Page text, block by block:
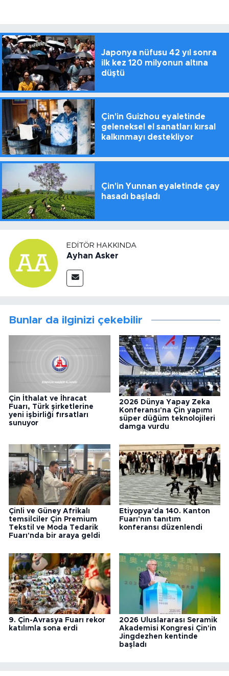
Japonya nüfusu 42 yıl sonra
ilk kez 120 milyonun altına
düştü
Çin'in Guizhou eyaletinde
geleneksel el sanatları kırsal
kalkınmayı destekliyor
Çin'in Yunnan eyaletinde çay
hasadı başladı
EDITÖR HAKKINDA
Ayhan Asker
Bunlar da ilginizi çekebilir
Çin İthalat ve İhracat
Fuarı, Türk şirketlerine
yeni işbirliği fırsatları
sunuyor
2026 Dünya Yapay Zeka
Konferansı'na Çin yapımı
süper düğüm teknolojileri
damga vurdu
Çinli ve Güney Afrikalı
temsilciler Çin Premium
Tekstil ve Moda Tedarik
Fuarı'nda bir araya geldi
Etiyopya'da 140. Kanton
Fuarı'nın tanıtım
konferansı düzenlendi
9. Çin-Avrasya Fuarı rekor
katılımla sona erdi
2026 Uluslararası Seramik
Akademisi Kongresi Çin'in
Jingdezhen kentinde
başladı